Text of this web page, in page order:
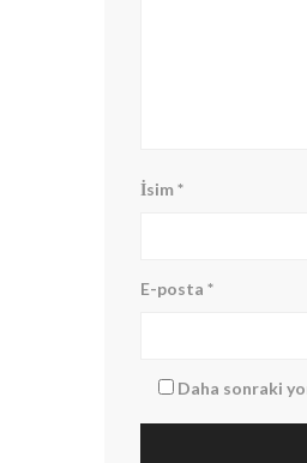
İsim*
E-posta *
Daha sonraki